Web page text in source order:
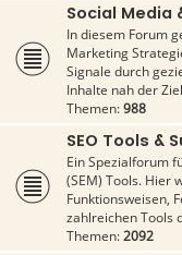
Social
In diesem Forum
Marketing
Signale durch
Inhalte nah der
Themen:988
SEO Tools
Ein Spezialforum
(SEM) Tools. Hier
Funktionsweisen,
zahlreichen Tools
Themen:2092